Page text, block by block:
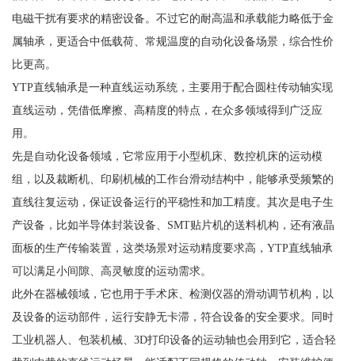
电磁干扰有要求的精密设备。不过它的耐高温和承载能力略低于金
属轴承，更适合中低载荷、常规温度的自动化设备场景，综合性价
比更高。
YTP直线轴承是一种直线运动系统，主要用于配合圆柱传动轴实现
直线运动，凭借低摩擦、高精度的特点，在众多领域得到广泛应
用。
先是自动化设备领域，它常应用于小型机床、数控机床的运动模
组，以及裁断机、印刷机械的工作台滑动结构中，能够承受频繁的
直线往复运动，保证设备运行的平稳性和加工精度。其次是电子生
产设备，比如半导体封装设备、SMT贴片机的送料机构，还有液晶
面板的生产传输装置，这类场景对运动精度要求高，YTP直线轴承
可以满足小间隙、高灵敏度的运动需求。
此外在器械领域，它也用于手术床、检测仪器的滑动调节机构，以
及设备的运动部件，运行安静无卡滞，符合设备的安全要求。同时
工业机器人、包装机械、3D打印设备的运动轴也会用到它，适合轻